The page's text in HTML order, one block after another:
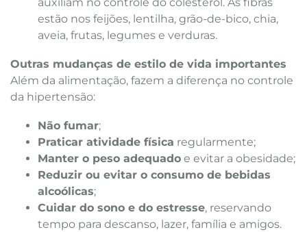
estão nos feijões, lentilha, grão-de-bico, chia,
aveia, frutas, legumes e verduras.
Outras mudanças de estilo de vida importantes
Além da alimentação, fazem a diferença no controle
da hipertensão:
Não fumar;
Praticar atividade física regularmente;
Manter o peso adequado e evitar a obesidade;
Reduzir ou evitar o consumo de bebidas
alcoólicas;
Cuidar do sono e do estresse, reservando
tempo para descanso, lazer, família e amigos.